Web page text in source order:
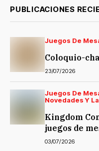
PUBLICACIONES
Juegos De
Coloquio-
23/07/2026
Juegos De
Novedades Y
Kingdom
juegos de
03/07/2026